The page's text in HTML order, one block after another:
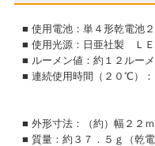
■ 使用電池：単４形乾電池２
■ 使用光源：日亜社製 Ｌ
■ ルーメン値：約１２ルー
■ 連続使用時間（２０℃）
マンガン乾電
（新品・未使用
■ 外形寸法：（約）幅２２
■ 質量：約３７．５ｇ（乾電